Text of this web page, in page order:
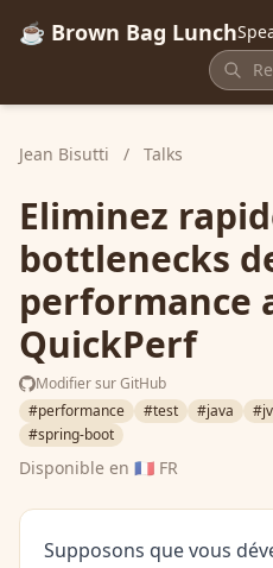
☕ Brown Bag Lunch
Jean Bisutti / Talks
Eliminez
bottlenecks
performance
QuickPerf
Modifier sur GitHub
#performance
#test #java
#spring-boot
Disponible en 🇫🇷 FR
Supposons que vous